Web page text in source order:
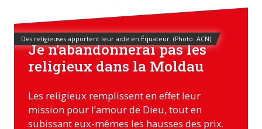
Des religieuses apportent leur aide en Équateur. (Photo: ACN)
Je n'abandonnerai pas les
religieux dans la Moldau
Les religieux remplissent en effet leur
mission pour l’amour de Dieu, tout en
subissant eux-mêmes les hausses des prix.